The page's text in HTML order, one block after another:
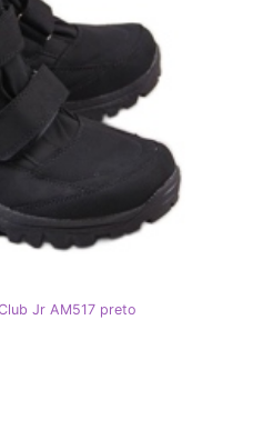
Jr AM517 preto